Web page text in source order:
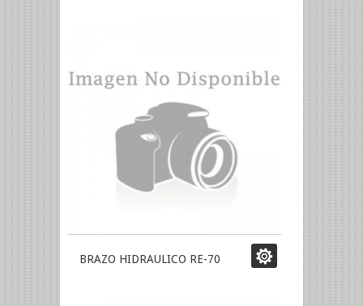
BRAZO HIDRAULICO RE-70